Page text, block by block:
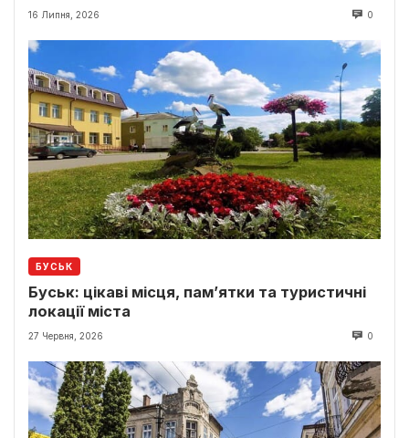
16 Липня, 2026 0
БУСЬК
Буськ: цікаві місця, пам’ятки та туристичні
локації міста
27 Червня, 2026 0